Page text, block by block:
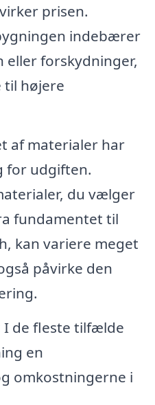
prisen.
indebærer
eller forskydninger,
til højere
af materialer har
for udgiften.
du vælger
fundamentet til
kan variere meget
påvirke den
I de fleste tilfælde
en
omkostningerne i